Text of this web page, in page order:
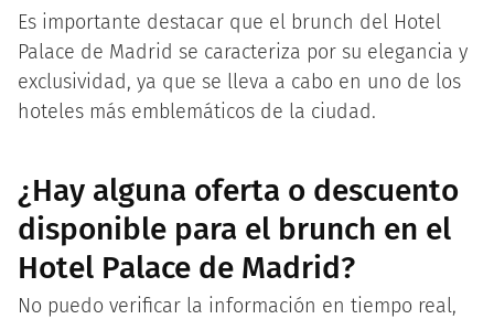
Es importante destacar que el brunch del Hotel
Palace de Madrid se caracteriza por su elegancia y
exclusividad, ya que se lleva a cabo en uno de los
hoteles más emblemáticos de la ciudad.
¿Hay alguna oferta o descuento
disponible para el brunch en el
Hotel Palace de Madrid?
No puedo verificar la información en tiempo real,